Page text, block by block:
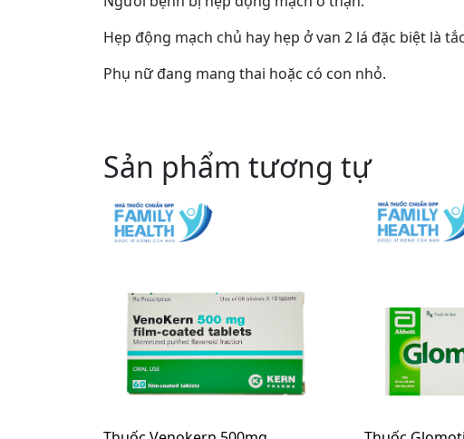
Hẹp động mạch chủ hay hẹp ở van 2 lá đặc biệt là
Phụ nữ đang mang thai hoặc có con nhỏ.
Sản phẩm tương tự